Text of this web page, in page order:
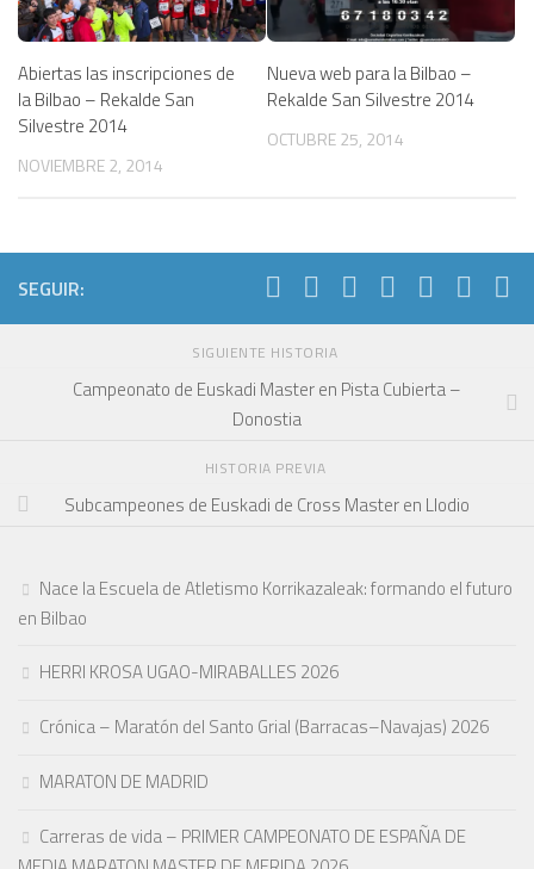
Abiertas las inscripciones de
la Bilbao – Rekalde San
Silvestre 2014
NOVIEMBRE 2, 2014
Nueva web para la Bilbao –
Rekalde San Silvestre 2014
OCTUBRE 25, 2014
SEGUIR:
SIGUIENTE HISTORIA
Campeonato de Euskadi Master en Pista Cubierta –
Donostia
HISTORIA PREVIA
Subcampeones de Euskadi de Cross Master en Llodio
Nace la Escuela de Atletismo Korrikazaleak: formando el futuro
en Bilbao
HERRI KROSA UGAO-MIRABALLES 2026
Crónica – Maratón del Santo Grial (Barracas–Navajas) 2026
MARATON DE MADRID
Carreras de vida – PRIMER CAMPEONATO DE ESPAÑA DE